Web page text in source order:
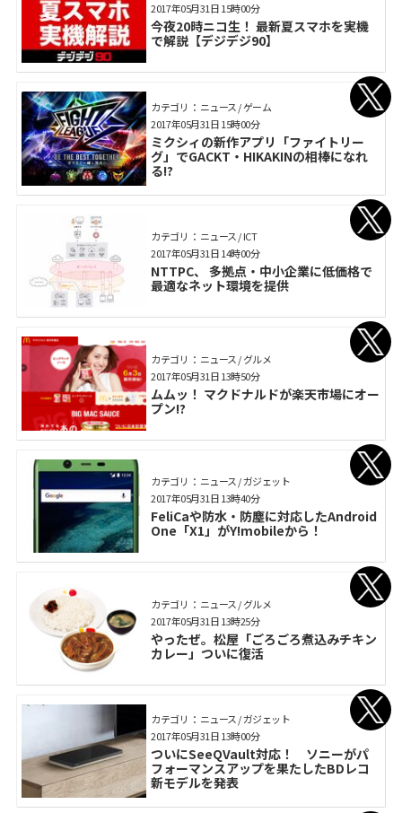
今夜20時ニコ生！ 最新夏スマホを実機
で解説【デジデジ90】
2017年05月31日 15時00分
カテゴリ： ニュース / ゲーム
ミクシィの新作アプリ「ファイトリー
グ」でGACKT・HIKAKINの相棒になれ
る!?
2017年05月31日 15時00分
カテゴリ： ニュース / ICT
NTTPC、 多拠点・中小企業に低価格で
最適なネット環境を提供
2017年05月31日 14時00分
カテゴリ： ニュース / グルメ
ムムッ！ マクドナルドが楽天市場にオー
プン!?
2017年05月31日 13時50分
カテゴリ： ニュース / ガジェット
FeliCaや防水・防塵に対応したAndroid
One「X1」がY!mobileから！
2017年05月31日 13時40分
カテゴリ： ニュース / グルメ
やったぜ。松屋「ごろごろ煮込みチキン
カレー」ついに復活
2017年05月31日 13時25分
カテゴリ： ニュース / ガジェット
ついにSeeQVault対応！ ソニーがパ
フォーマンスアップを果たしたBDレコ
新モデルを発表
2017年05月31日 13時00分